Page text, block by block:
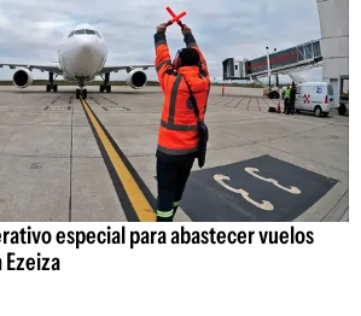
especial para abastecer vuelos